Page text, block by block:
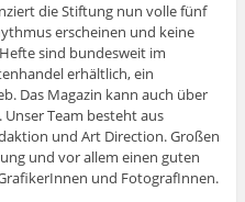
die Stiftung nun volle fünf
erscheinen und keine
sind bundesweit im
erhältlich, ein
Das Magazin kann auch über
Team besteht aus
und Art Direction. Großen
und vor allem einen guten
und FotografInnen.